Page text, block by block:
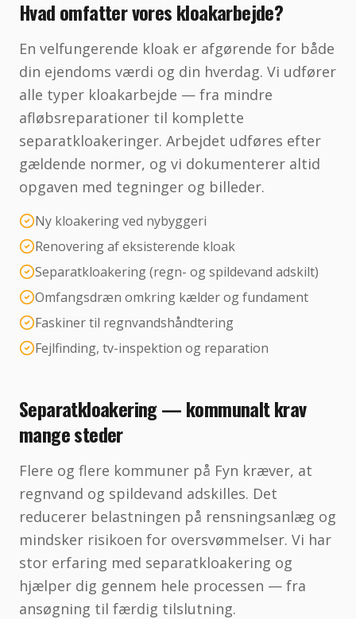
Hvad omfatter vores kloakarbejde?
En velfungerende kloak er afgørende for både
din ejendoms værdi og din hverdag. Vi udfører
alle typer kloakarbejde — fra mindre
afløbsreparationer til komplette
separatkloakeringer. Arbejdet udføres efter
gældende normer, og vi dokumenterer altid
opgaven med tegninger og billeder.
Ny kloakering ved nybyggeri
Renovering af eksisterende kloak
Separatkloakering (regn- og spildevand adskilt)
Omfangsdræn omkring kælder og fundament
Faskiner til regnvandshåndtering
Fejlfinding, tv-inspektion og reparation
Separatkloakering — kommunalt krav
mange steder
Flere og flere kommuner på Fyn kræver, at
regnvand og spildevand adskilles. Det
reducerer belastningen på rensningsanlæg og
mindsker risikoen for oversvømmelser. Vi har
stor erfaring med separatkloakering og
hjælper dig gennem hele processen — fra
ansøgning til færdig tilslutning.